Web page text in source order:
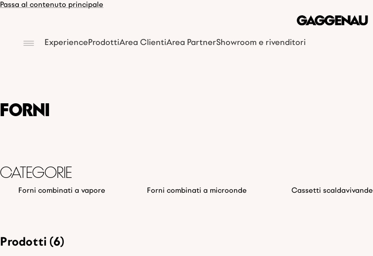
Passa al contenuto principale
Experience ProdottiArea ClientiArea PartnerShowroom e rivenditori
Forni
Categorie
Forni combinati a vapore Forni combinati a microonde Cassetti scaldavivande
Prodotti (6)